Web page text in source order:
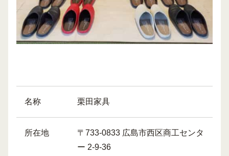
名称 栗田家具
所在地
〒733-0833 広島市西区商工センタ
ー 2-9-36